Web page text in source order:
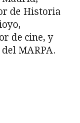
de Historia
de cine, y
MARPA.